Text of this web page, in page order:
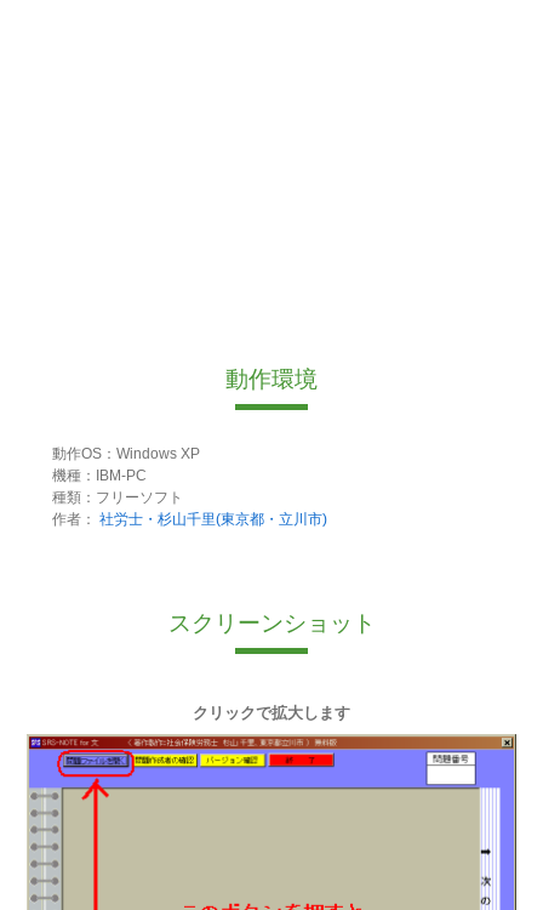
動作環境
動作OS：Windows XP
機種：IBM-PC
種類：フリーソフト
作者： 社労士・杉山千里(東京都・立川市)
スクリーンショット
クリックで拡大します